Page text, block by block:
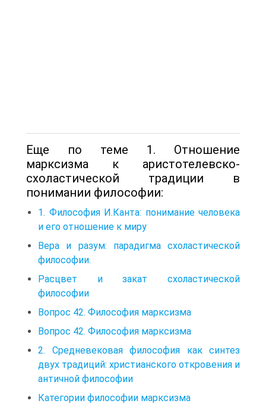
Еще по теме 1. Отношение
марксизма к аристотелевско-
схоластической традиции в
понимании философии:
1. Философия И.Канта: понимание человека
и его отношение к миру
Вера и разум: парадигма схоластической
философии.
Расцвет и закат схоластической
философии
Вопрос 42. Философия марксизма
Вопрос 42. Философия марксизма
2. Средневековая философия как синтез
двух традиций: христианского откровения и
античной философии
Категории философии марксизма